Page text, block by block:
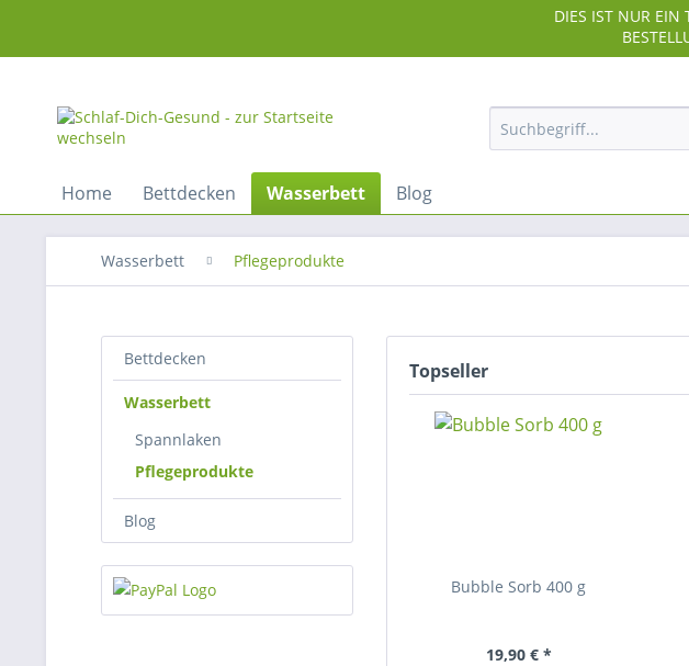
DIES IST NUR EIN
Home Bettdecken Wasserbett Blog
Wasserbett Pflegeprodukte
Bettdecken
Wasserbett
Spannlaken
Pflegeprodukte
Blog
Topseller
Bubble Sorb 400 g
19,90 € *